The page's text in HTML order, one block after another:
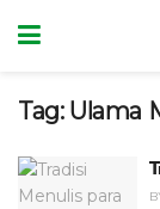
Tag: Ulama